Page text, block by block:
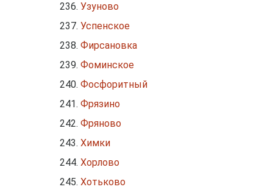
Узуново
Успенское
Фирсановка
Фоминское
Фосфоритный
Фрязино
Фряново
Химки
Хорлово
Хотьково